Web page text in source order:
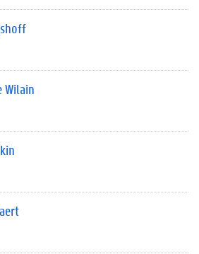
Wilain